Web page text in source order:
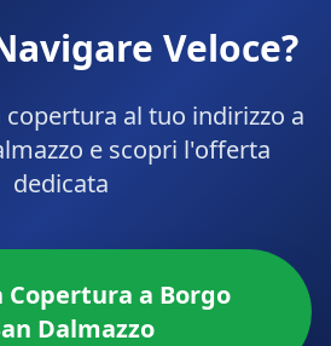
Veloce?
al tuo indirizzo a
e scopri l'offerta
dedicata
Copertura a Borgo
Dalmazzo